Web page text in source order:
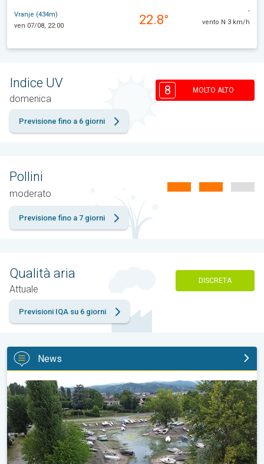
Vranje (434m)
ven 07/08, 22:00
22.8°
-
vento N 3 km/h
Indice UV
domenica
8 MOLTO ALTO
Previsione fino a 6 giorni
Pollini
moderato
Previsione fino a 7 giorni
Qualità aria
Attuale
DISCRETA
Previsioni IQA su 6 giorni
News
Emergenza siccità: Lago Maggiore in sofferenza. Caldo e